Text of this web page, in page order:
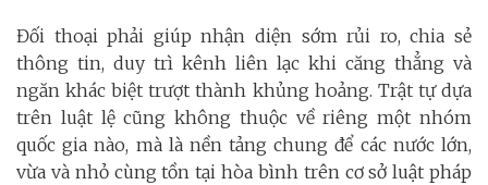
Đối thoại phải giúp nhận diện sớm rủi ro, chia sẻ
thông tin, duy trì kênh liên lạc khi căng thẳng và
ngăn khác biệt trượt thành khủng hoảng. Trật tự dựa
trên luật lệ cũng không thuộc về riêng một nhóm
quốc gia nào, mà là nền tảng chung để các nước lớn,
vừa và nhỏ cùng tồn tại hòa bình trên cơ sở luật pháp